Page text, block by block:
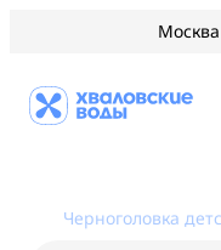
Москва
Черноголовка